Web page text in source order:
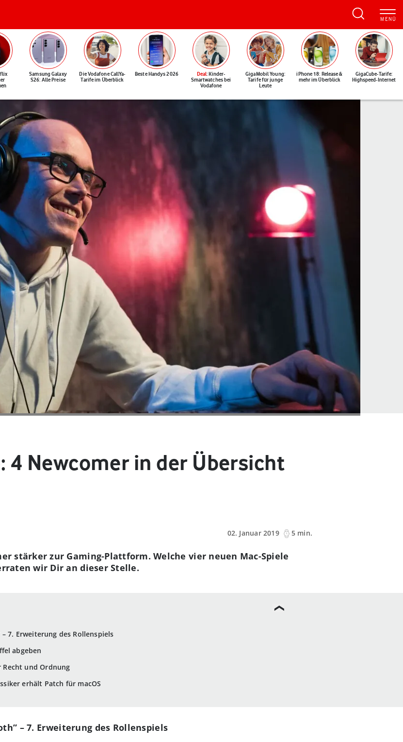
Samsung Galaxy
S26: Alle Preise
Die Vodafone CallYa-
Tarife im Überblick
Beste Handys 2026 Deal: Kinder-
Smartwatches bei
Vodafone
GigaMobil Young:
Tarife für junge
Leute
iPhone 18: Release &
mehr im Überblick
GigaCube-Tarife:
Highspeed-Internet
4 Newcomer in der Übersicht
02. Januar 2019
5 min.
7. Erweiterung des Rollenspiels
abgeben
Recht und Ordnung
erhält Patch für macOS
stärker zur Gaming-Plattform. Welche vier neuen Mac-Spiele
wir Dir an dieser Stelle.
– 7. Erweiterung des Rollenspiels